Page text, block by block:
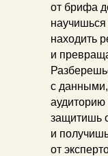
от брифа
научишься
находить
и
с данными,
защитишь
и
от